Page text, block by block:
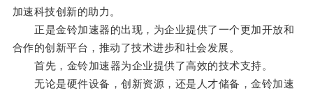
加速科技创新的助力。
正是金铃加速器的出现，为企业提供了一个更加开放和
合作的创新平台，推动了技术进步和社会发展。
首先，金铃加速器为企业提供了高效的技术支持。
无论是硬件设备，创新资源，还是人才储备，金铃加速